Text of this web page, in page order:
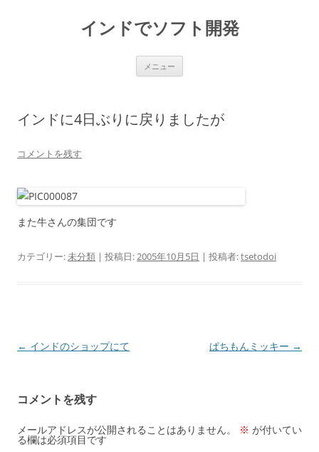
インドでソフト開発
メニュー
へ
ス
キ
インドに4日ぶりに戻りましたが
コメントを残す
また牛さんの集団です
カテゴリー:未分類 | 投稿日:2005年10月5日 | 投稿者:tsetodoi
投
ビ
ゲ
ー
← インドのショップにて ぱちもんミッキー →
コメントを残す
メールアドレスが公開されることはありません。 ※ が付いてい
る欄は必須項目です